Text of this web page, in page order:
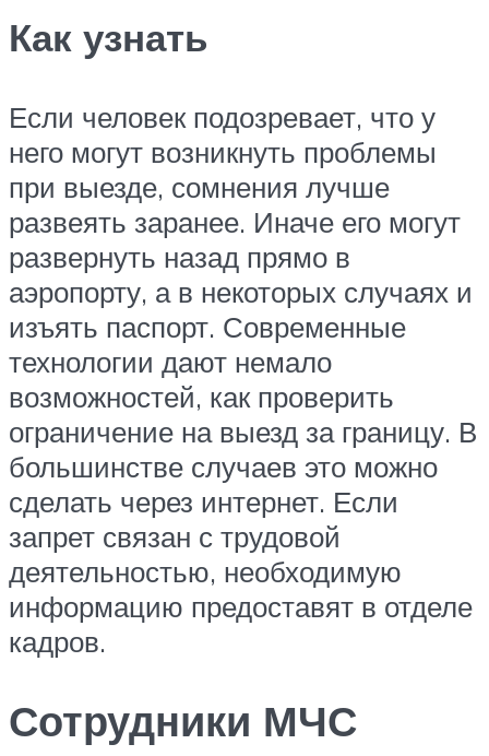
Как узнать
Если человек подозревает, что у
него могут возникнуть проблемы
при выезде, сомнения лучше
развеять заранее. Иначе его могут
развернуть назад прямо в
аэропорту, а в некоторых случаях и
изъять паспорт. Современные
технологии дают немало
возможностей, как проверить
ограничение на выезд за границу. В
большинстве случаев это можно
сделать через интернет. Если
запрет связан с трудовой
деятельностью, необходимую
информацию предоставят в отделе
кадров.
Сотрудники МЧС